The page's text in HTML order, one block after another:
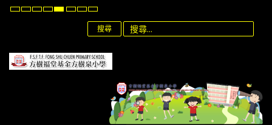
Default
NightHighHighHigh
Contrast
Set
Smaller
Set
Default
Set
Larger
Font
搜尋